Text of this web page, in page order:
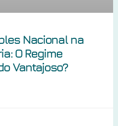
Nacional na
O Regime
Vantajoso?